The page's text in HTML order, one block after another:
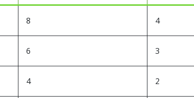
8 4
6 3
4 2